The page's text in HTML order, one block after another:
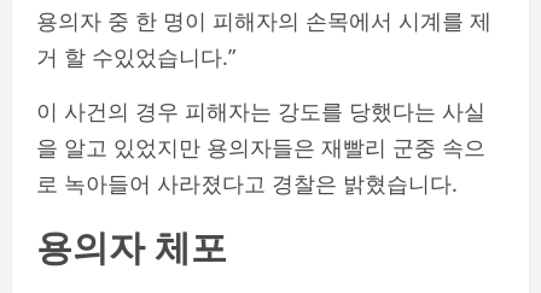
용의자 중 한 명이 피해자의 손목에서 시계를 제
거 할 수있었습니다.”
이 사건의 경우 피해자는 강도를 당했다는 사실
을 알고 있었지만 용의자들은 재빨리 군중 속으
로 녹아들어 사라졌다고 경찰은 밝혔습니다.
용의자 체포